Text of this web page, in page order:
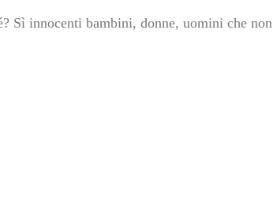
Sì innocenti bambini, donne, uomini che non